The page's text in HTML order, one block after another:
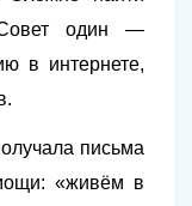
один —
в интернете,
письма
«живём в